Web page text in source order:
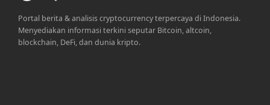
Portal berita & analisis cryptocurrency terpercaya di Indonesia.
Menyediakan informasi terkini seputar Bitcoin, altcoin,
blockchain, DeFi, dan dunia kripto.